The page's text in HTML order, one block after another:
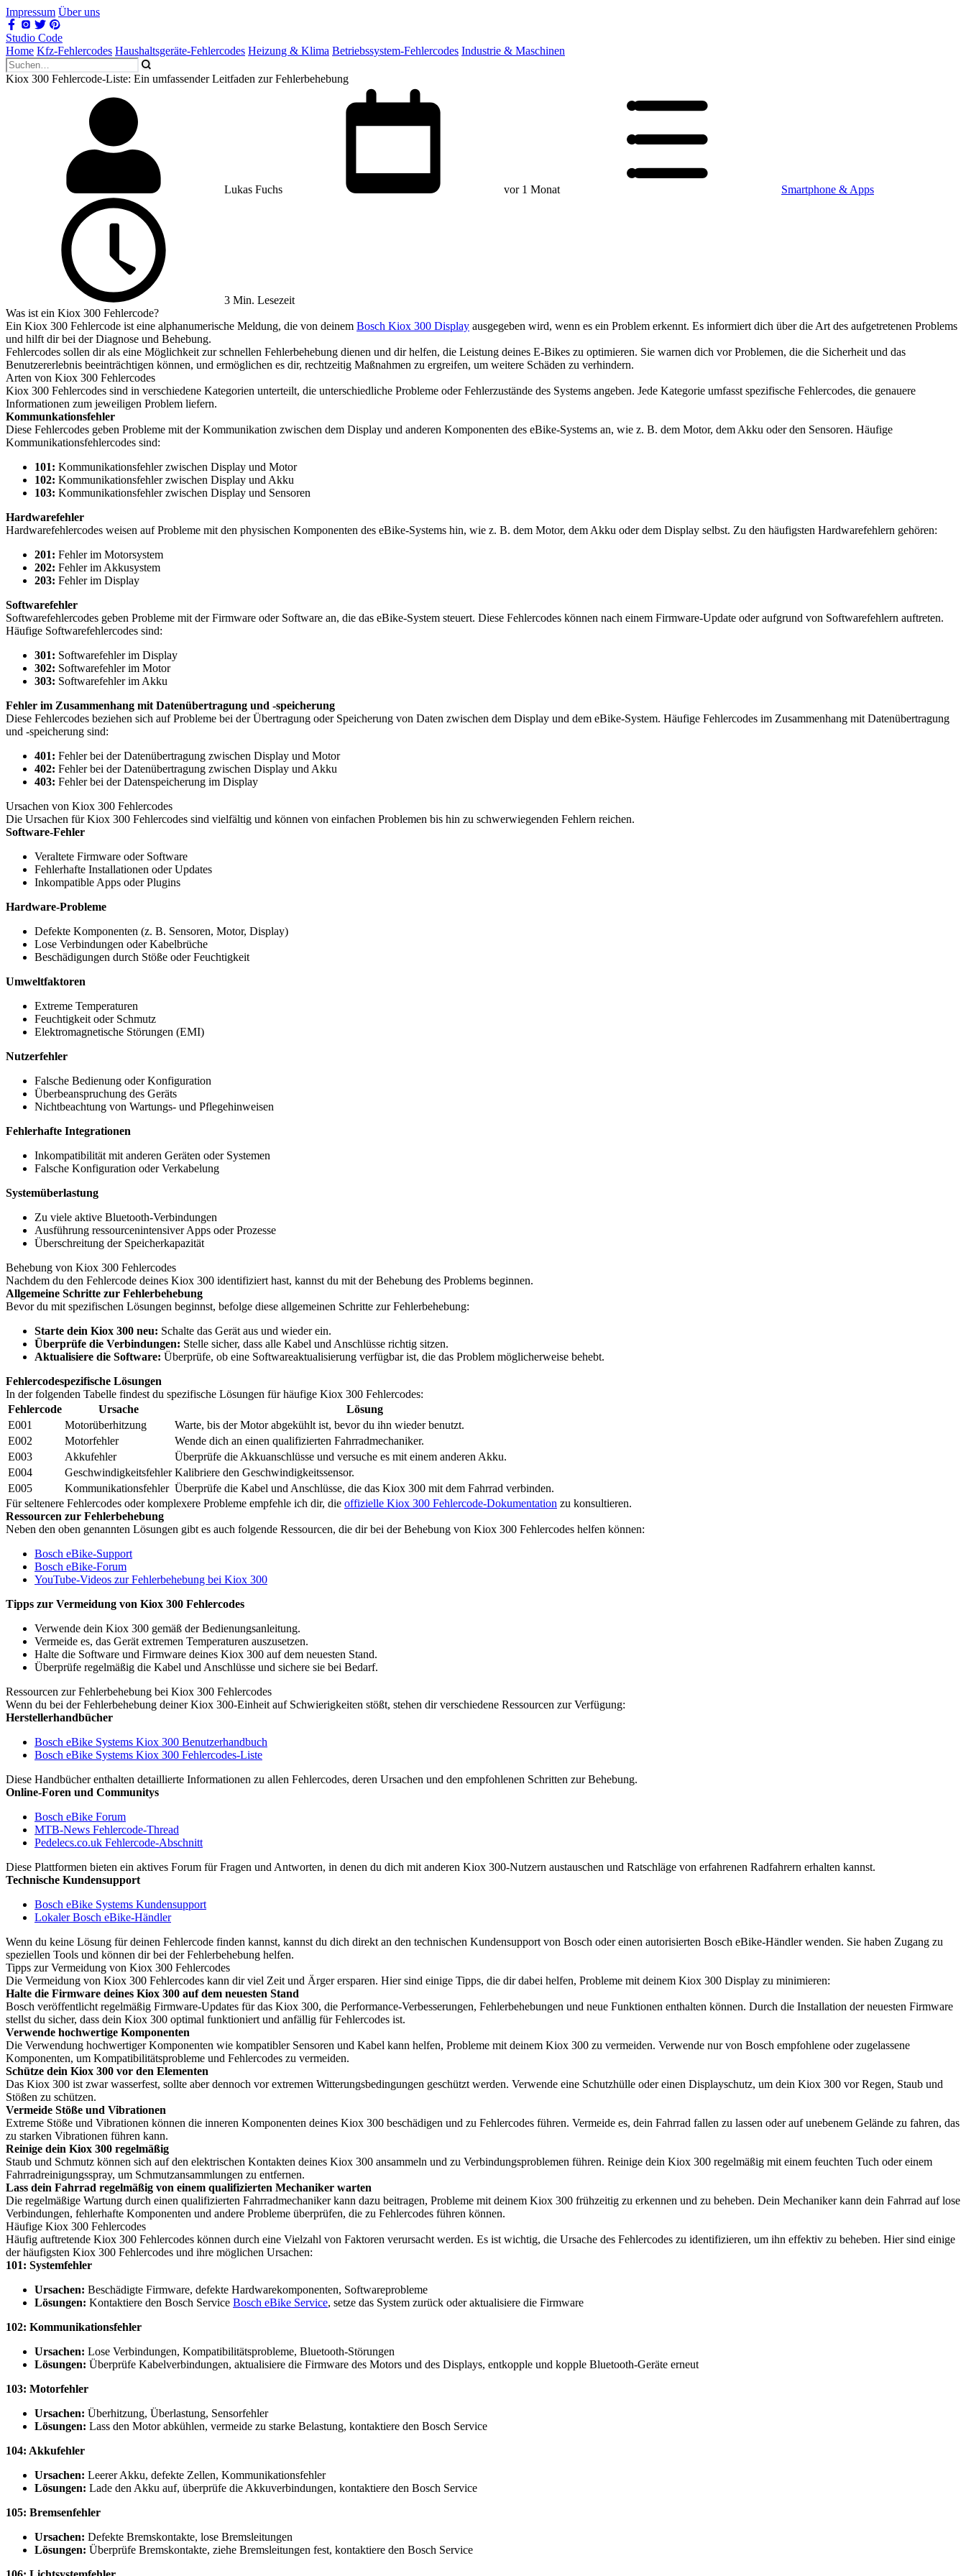
Impressum Über uns
Studio Code
Home Kfz-Fehlercodes Haushaltsgeräte-Fehlercodes Heizung & Klima Betriebssystem-Fehlercodes Industrie & Maschinen
Kiox 300 Fehlercode-Liste: Ein umfassender Leitfaden zur Fehlerbehebung
Lukas Fuchs vor 1 Monat Smartphone & Apps
3 Min. Lesezeit
Was ist ein Kiox 300 Fehlercode?
Ein Kiox 300 Fehlercode ist eine alphanumerische Meldung, die von deinem Bosch Kiox 300 Display ausgegeben wird, wenn es ein Problem erkennt. Es informiert dich über die Art des aufgetretenen Problems
und hilft dir bei der Diagnose und Behebung.
Fehlercodes sollen dir als eine Möglichkeit zur schnellen Fehlerbehebung dienen und dir helfen, die Leistung deines E-Bikes zu optimieren. Sie warnen dich vor Problemen, die die Sicherheit und das
Benutzererlebnis beeinträchtigen können, und ermöglichen es dir, rechtzeitig Maßnahmen zu ergreifen, um weitere Schäden zu verhindern.
Arten von Kiox 300 Fehlercodes
Kiox 300 Fehlercodes sind in verschiedene Kategorien unterteilt, die unterschiedliche Probleme oder Fehlerzustände des Systems angeben. Jede Kategorie umfasst spezifische Fehlercodes, die genauere
Informationen zum jeweiligen Problem liefern.
Kommunkationsfehler
Diese Fehlercodes geben Probleme mit der Kommunikation zwischen dem Display und anderen Komponenten des eBike-Systems an, wie z. B. dem Motor, dem Akku oder den Sensoren. Häufige
Kommunikationsfehlercodes sind:
101: Kommunikationsfehler zwischen Display und Motor
102: Kommunikationsfehler zwischen Display und Akku
103: Kommunikationsfehler zwischen Display und Sensoren
Hardwarefehler
Hardwarefehlercodes weisen auf Probleme mit den physischen Komponenten des eBike-Systems hin, wie z. B. dem Motor, dem Akku oder dem Display selbst. Zu den häufigsten Hardwarefehlern gehören:
201: Fehler im Motorsystem
202: Fehler im Akkusystem
203: Fehler im Display
Softwarefehler
Softwarefehlercodes geben Probleme mit der Firmware oder Software an, die das eBike-System steuert. Diese Fehlercodes können nach einem Firmware-Update oder aufgrund von Softwarefehlern auftreten.
Häufige Softwarefehlercodes sind:
301: Softwarefehler im Display
302: Softwarefehler im Motor
303: Softwarefehler im Akku
Fehler im Zusammenhang mit Datenübertragung und -speicherung
Diese Fehlercodes beziehen sich auf Probleme bei der Übertragung oder Speicherung von Daten zwischen dem Display und dem eBike-System. Häufige Fehlercodes im Zusammenhang mit Datenübertragung
und -speicherung sind:
401: Fehler bei der Datenübertragung zwischen Display und Motor
402: Fehler bei der Datenübertragung zwischen Display und Akku
403: Fehler bei der Datenspeicherung im Display
Ursachen von Kiox 300 Fehlercodes
Die Ursachen für Kiox 300 Fehlercodes sind vielfältig und können von einfachen Problemen bis hin zu schwerwiegenden Fehlern reichen.
Software-Fehler
Veraltete Firmware oder Software
Fehlerhafte Installationen oder Updates
Inkompatible Apps oder Plugins
Hardware-Probleme
Defekte Komponenten (z. B. Sensoren, Motor, Display)
Lose Verbindungen oder Kabelbrüche
Beschädigungen durch Stöße oder Feuchtigkeit
Umweltfaktoren
Extreme Temperaturen
Feuchtigkeit oder Schmutz
Elektromagnetische Störungen (EMI)
Nutzerfehler
Falsche Bedienung oder Konfiguration
Überbeanspruchung des Geräts
Nichtbeachtung von Wartungs- und Pflegehinweisen
Fehlerhafte Integrationen
Inkompatibilität mit anderen Geräten oder Systemen
Falsche Konfiguration oder Verkabelung
Systemüberlastung
Zu viele aktive Bluetooth-Verbindungen
Ausführung ressourcenintensiver Apps oder Prozesse
Überschreitung der Speicherkapazität
Behebung von Kiox 300 Fehlercodes
Nachdem du den Fehlercode deines Kiox 300 identifiziert hast, kannst du mit der Behebung des Problems beginnen.
Allgemeine Schritte zur Fehlerbehebung
Bevor du mit spezifischen Lösungen beginnst, befolge diese allgemeinen Schritte zur Fehlerbehebung:
Starte dein Kiox 300 neu: Schalte das Gerät aus und wieder ein.
Überprüfe die Verbindungen: Stelle sicher, dass alle Kabel und Anschlüsse richtig sitzen.
Aktualisiere die Software: Überprüfe, ob eine Softwareaktualisierung verfügbar ist, die das Problem möglicherweise behebt.
Fehlercodespezifische Lösungen
In der folgenden Tabelle findest du spezifische Lösungen für häufige Kiox 300 Fehlercodes:
Fehlercode
Ursache
Lösung
E001
Motorüberhitzung
Warte, bis der Motor abgekühlt ist, bevor du ihn wieder benutzt.
E002
Motorfehler
Wende dich an einen qualifizierten Fahrradmechaniker.
E003
Akkufehler
Überprüfe die Akkuanschlüsse und versuche es mit einem anderen Akku.
E004
Geschwindigkeitsfehler Kalibriere den Geschwindigkeitssensor.
E005
Kommunikationsfehler Überprüfe die Kabel und Anschlüsse, die das Kiox 300 mit dem Fahrrad verbinden.
Für seltenere Fehlercodes oder komplexere Probleme empfehle ich dir, die offizielle Kiox 300 Fehlercode-Dokumentation zu konsultieren.
Ressourcen zur Fehlerbehebung
Neben den oben genannten Lösungen gibt es auch folgende Ressourcen, die dir bei der Behebung von Kiox 300 Fehlercodes helfen können:
Bosch eBike-Support
Bosch eBike-Forum
YouTube-Videos zur Fehlerbehebung bei Kiox 300
Tipps zur Vermeidung von Kiox 300 Fehlercodes
Verwende dein Kiox 300 gemäß der Bedienungsanleitung.
Vermeide es, das Gerät extremen Temperaturen auszusetzen.
Halte die Software und Firmware deines Kiox 300 auf dem neuesten Stand.
Überprüfe regelmäßig die Kabel und Anschlüsse und sichere sie bei Bedarf.
Ressourcen zur Fehlerbehebung bei Kiox 300 Fehlercodes
Wenn du bei der Fehlerbehebung deiner Kiox 300-Einheit auf Schwierigkeiten stößt, stehen dir verschiedene Ressourcen zur Verfügung:
Herstellerhandbücher
Bosch eBike Systems Kiox 300 Benutzerhandbuch
Bosch eBike Systems Kiox 300 Fehlercodes-Liste
Diese Handbücher enthalten detaillierte Informationen zu allen Fehlercodes, deren Ursachen und den empfohlenen Schritten zur Behebung.
Online-Foren und Communitys
Bosch eBike Forum
MTB-News Fehlercode-Thread
Pedelecs.co.uk Fehlercode-Abschnitt
Diese Plattformen bieten ein aktives Forum für Fragen und Antworten, in denen du dich mit anderen Kiox 300-Nutzern austauschen und Ratschläge von erfahrenen Radfahrern erhalten kannst.
Technische Kundensupport
Bosch eBike Systems Kundensupport
Lokaler Bosch eBike-Händler
Wenn du keine Lösung für deinen Fehlercode finden kannst, kannst du dich direkt an den technischen Kundensupport von Bosch oder einen autorisierten Bosch eBike-Händler wenden. Sie haben Zugang zu
speziellen Tools und können dir bei der Fehlerbehebung helfen.
Tipps zur Vermeidung von Kiox 300 Fehlercodes
Die Vermeidung von Kiox 300 Fehlercodes kann dir viel Zeit und Ärger ersparen. Hier sind einige Tipps, die dir dabei helfen, Probleme mit deinem Kiox 300 Display zu minimieren:
Halte die Firmware deines Kiox 300 auf dem neuesten Stand
Bosch veröffentlicht regelmäßig Firmware-Updates für das Kiox 300, die Performance-Verbesserungen, Fehlerbehebungen und neue Funktionen enthalten können. Durch die Installation der neuesten Firmware
stellst du sicher, dass dein Kiox 300 optimal funktioniert und anfällig für Fehlercodes ist.
Verwende hochwertige Komponenten
Die Verwendung hochwertiger Komponenten wie kompatibler Sensoren und Kabel kann helfen, Probleme mit deinem Kiox 300 zu vermeiden. Verwende nur von Bosch empfohlene oder zugelassene
Komponenten, um Kompatibilitätsprobleme und Fehlercodes zu vermeiden.
Schütze dein Kiox 300 vor den Elementen
Das Kiox 300 ist zwar wasserfest, sollte aber dennoch vor extremen Witterungsbedingungen geschützt werden. Verwende eine Schutzhülle oder einen Displayschutz, um dein Kiox 300 vor Regen, Staub und
Stößen zu schützen.
Vermeide Stöße und Vibrationen
Extreme Stöße und Vibrationen können die inneren Komponenten deines Kiox 300 beschädigen und zu Fehlercodes führen. Vermeide es, dein Fahrrad fallen zu lassen oder auf unebenem Gelände zu fahren, das
zu starken Vibrationen führen kann.
Reinige dein Kiox 300 regelmäßig
Staub und Schmutz können sich auf den elektrischen Kontakten deines Kiox 300 ansammeln und zu Verbindungsproblemen führen. Reinige dein Kiox 300 regelmäßig mit einem feuchten Tuch oder einem
Fahrradreinigungsspray, um Schmutzansammlungen zu entfernen.
Lass dein Fahrrad regelmäßig von einem qualifizierten Mechaniker warten
Die regelmäßige Wartung durch einen qualifizierten Fahrradmechaniker kann dazu beitragen, Probleme mit deinem Kiox 300 frühzeitig zu erkennen und zu beheben. Dein Mechaniker kann dein Fahrrad auf lose
Verbindungen, fehlerhafte Komponenten und andere Probleme überprüfen, die zu Fehlercodes führen können.
Häufige Kiox 300 Fehlercodes
Häufig auftretende Kiox 300 Fehlercodes können durch eine Vielzahl von Faktoren verursacht werden. Es ist wichtig, die Ursache des Fehlercodes zu identifizieren, um ihn effektiv zu beheben. Hier sind einige
der häufigsten Kiox 300 Fehlercodes und ihre möglichen Ursachen:
101: Systemfehler
Ursachen: Beschädigte Firmware, defekte Hardwarekomponenten, Softwareprobleme
Lösungen: Kontaktiere den Bosch Service Bosch eBike Service, setze das System zurück oder aktualisiere die Firmware
102: Kommunikationsfehler
Ursachen: Lose Verbindungen, Kompatibilitätsprobleme, Bluetooth-Störungen
Lösungen: Überprüfe Kabelverbindungen, aktualisiere die Firmware des Motors und des Displays, entkopple und kopple Bluetooth-Geräte erneut
103: Motorfehler
Ursachen: Überhitzung, Überlastung, Sensorfehler
Lösungen: Lass den Motor abkühlen, vermeide zu starke Belastung, kontaktiere den Bosch Service
104: Akkufehler
Ursachen: Leerer Akku, defekte Zellen, Kommunikationsfehler
Lösungen: Lade den Akku auf, überprüfe die Akkuverbindungen, kontaktiere den Bosch Service
105: Bremsenfehler
Ursachen: Defekte Bremskontakte, lose Bremsleitungen
Lösungen: Überprüfe Bremskontakte, ziehe Bremsleitungen fest, kontaktiere den Bosch Service